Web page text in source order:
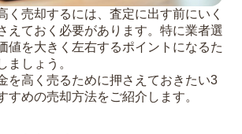
く売却するには、査定に出す前にいく
えておく必要があります。特に業者選
値を大きく左右するポイントになるた
ましょう。
を高く売るために押さえておきたい3
すめの売却方法をご紹介します。